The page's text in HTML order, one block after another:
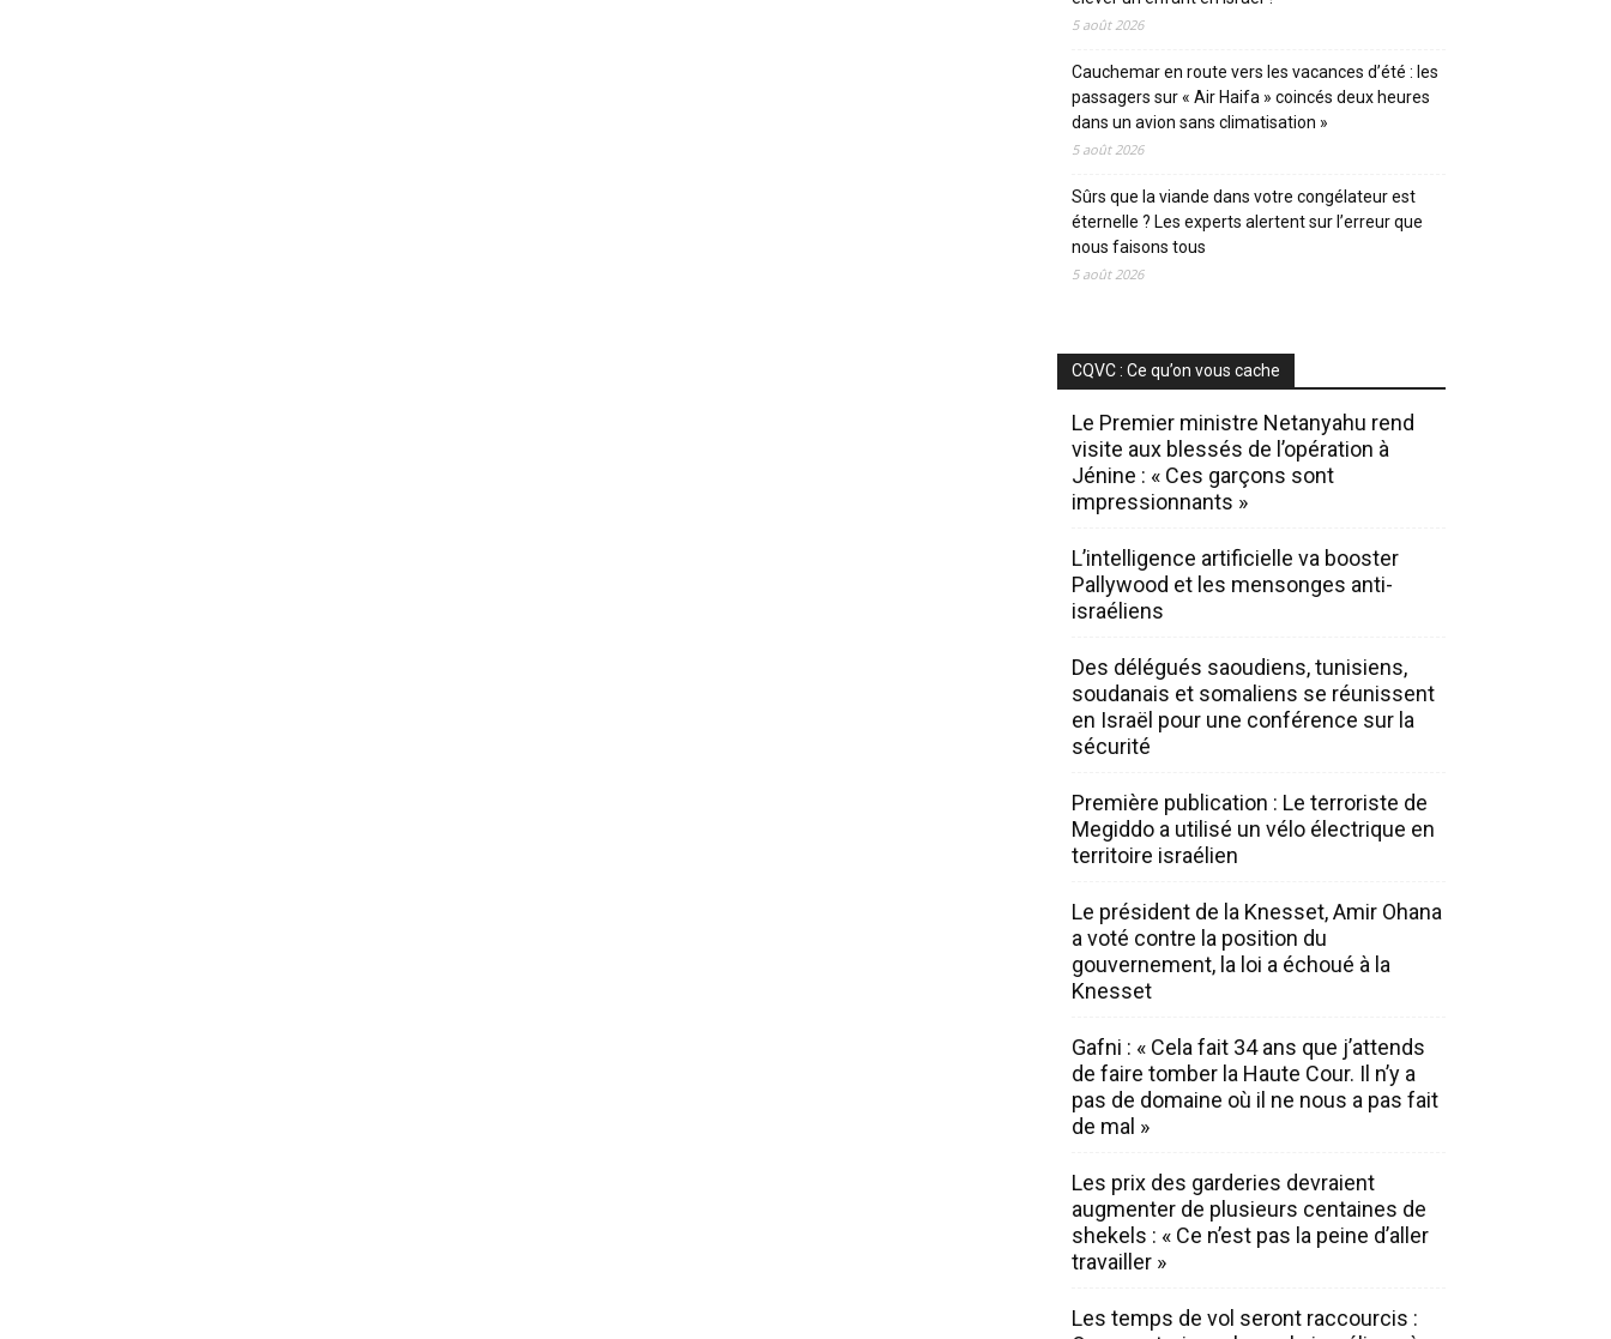
5 août 2026
Cauchemar en route vers les vacances d’été : les
passagers sur « Air Haifa » coincés deux heures
dans un avion sans climatisation »
5 août 2026
Sûrs que la viande dans votre congélateur est
éternelle ? Les experts alertent sur l’erreur que
nous faisons tous
5 août 2026
CQVC : Ce qu’on vous cache
Le Premier ministre Netanyahu rend
visite aux blessés de l’opération à
Jénine : « Ces garçons sont
impressionnants »
L’intelligence artificielle va booster
Pallywood et les mensonges anti-
israéliens
Des délégués saoudiens, tunisiens,
soudanais et somaliens se réunissent
en Israël pour une conférence sur la
sécurité
Première publication : Le terroriste de
Megiddo a utilisé un vélo électrique en
territoire israélien
Le président de la Knesset, Amir Ohana
a voté contre la position du
gouvernement, la loi a échoué à la
Knesset
Gafni : « Cela fait 34 ans que j’attends
de faire tomber la Haute Cour. Il n’y a
pas de domaine où il ne nous a pas fait
de mal »
Les prix des garderies devraient
augmenter de plusieurs centaines de
shekels : « Ce n’est pas la peine d’aller
travailler »
Les temps de vol seront raccourcis :